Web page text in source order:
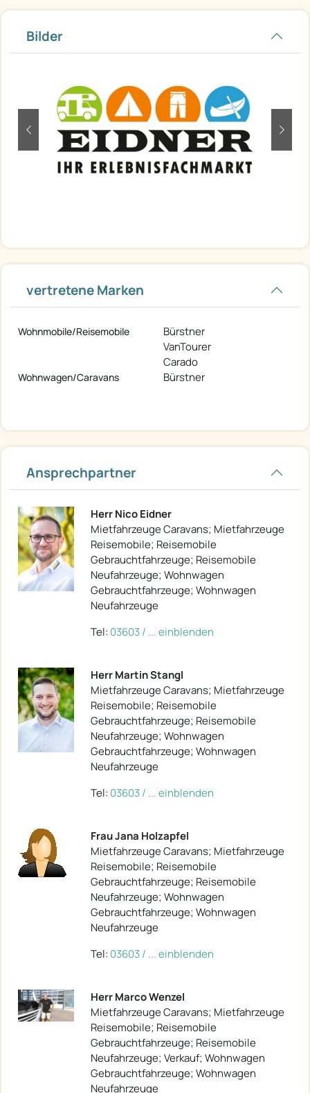
Bilder
zurück
vertretene Marken
Wohnmobile/Reisemobile
Bürstner
VanTourer
Carado
Wohnwagen/Caravans Bürstner
Ansprechpartner
Herr Nico Eidner
Mietfahrzeuge Caravans; Mietfahrzeuge
Reisemobile; Reisemobile
Gebrauchtfahrzeuge; Reisemobile
Neufahrzeuge; Wohnwagen
Gebrauchtfahrzeuge; Wohnwagen
Neufahrzeuge
Tel: 03603 / ... einblenden
Herr Martin Stangl
Mietfahrzeuge Caravans; Mietfahrzeuge
Reisemobile; Reisemobile
Gebrauchtfahrzeuge; Reisemobile
Neufahrzeuge; Wohnwagen
Gebrauchtfahrzeuge; Wohnwagen
Neufahrzeuge
Tel: 03603 / ... einblenden
Frau Jana Holzapfel
Mietfahrzeuge Caravans; Mietfahrzeuge
Reisemobile; Reisemobile
Gebrauchtfahrzeuge; Reisemobile
Neufahrzeuge; Wohnwagen
Gebrauchtfahrzeuge; Wohnwagen
Neufahrzeuge
Tel: 03603 / ... einblenden
Herr Marco Wenzel
Mietfahrzeuge Caravans; Mietfahrzeuge
Reisemobile; Reisemobile
Gebrauchtfahrzeuge; Reisemobile
Neufahrzeuge; Verkauf; Wohnwagen
Gebrauchtfahrzeuge; Wohnwagen
Neufahrzeuge